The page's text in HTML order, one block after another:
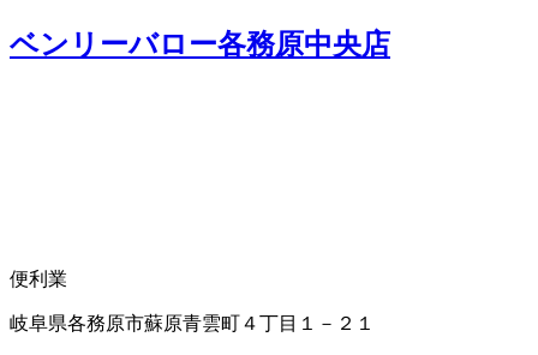
ベンリーバロー各務原中央店
便利業
岐阜県各務原市蘇原青雲町４丁目１－２１